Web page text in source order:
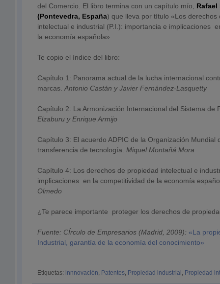
del Comercio. El libro termina con un capítulo mío, Rafael
(Pontevedra, España) que lleva por título «Los derechos
intelectual e industrial (P.I.): importancia e implicaciones
la economía española»
Te copio el índice del libro:
Capítulo 1: Panorama actual de la lucha internacional
marcas. Antonio Castán y Javier Fernández-Lasquetty
Capítulo 2: La Armonización Internacional del Sistema de
Elzaburu y Enrique Armijo
Capítulo 3: El acuerdo ADPIC de la Organización Mundial
transferencia de tecnología. Miquel Montañá Mora
Capítulo 4: Los derechos de propiedad intelectual e
implicaciones en la competitividad de la economía
Olmedo
¿Te parece importante proteger los derechos de
Fuente: CÍrculo de Empresarios (Madrid, 2009): «La
Industrial, garantía de la economía del conocimiento»
Etiquetas: innnovación, Patentes, Propiedad industrial , Propiedad